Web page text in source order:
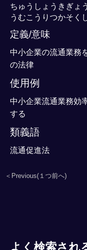
ちゅうしょうきぎょ
うむこうりつかそく
定義/意味
中小企業の流通業務
の法律
使用例
中小企業流通業務効
する
類義語
流通促進法
＜Previous(１つ前へ)
よく検索され